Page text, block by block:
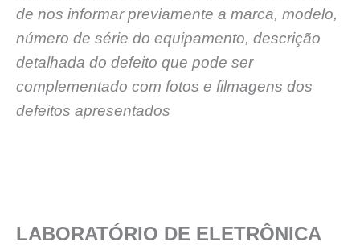
de nos informar previamente a marca, modelo,
número de série do equipamento, descrição
detalhada do defeito que pode ser
complementado com fotos e filmagens dos
defeitos apresentados
LABORATÓRIO DE ELETRÔNICA